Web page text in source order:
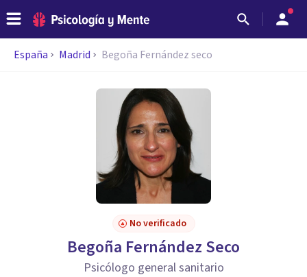
España Madrid Begoña Fernández seco
No verificado
Begoña Fernández Seco
Psicólogo general sanitario